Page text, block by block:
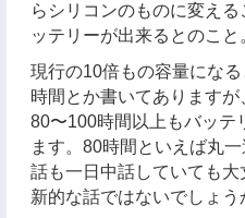
らシリコンのものに変え
ッテリーが出来るとのこと
現行の10倍もの容量にな
時間とか書いてあります
80〜100時間以上もバッテ
ます。80時間といえば丸
話も一日中話していても
新的な話ではないでしょう